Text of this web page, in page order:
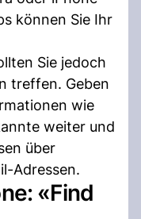
können Sie Ihr
Sie jedoch
treffen. Geben
wie
weiter und
über
Adressen.
«Find